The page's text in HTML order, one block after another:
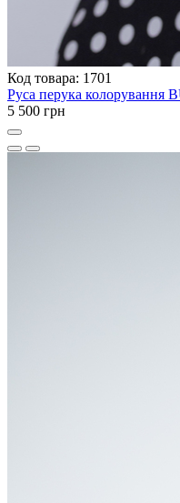
Код товара: 1701
Руса перука колорування
5 500 грн